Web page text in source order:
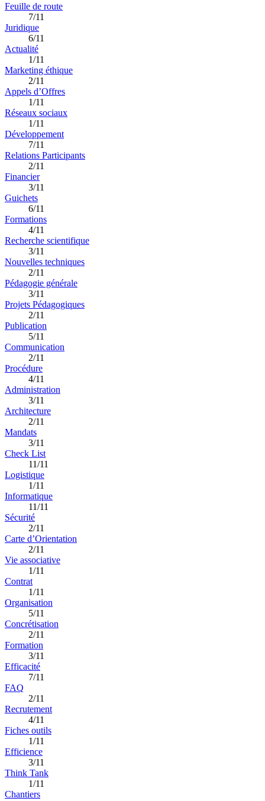
Feuille de route
7/11
Juridique
6/11
Actualité
1/11
Marketing éthique
2/11
Appels d’Offres
1/11
Réseaux sociaux
1/11
Développement
7/11
Relations Participants
2/11
Financier
3/11
Guichets
6/11
Formations
4/11
Recherche scientifique
3/11
Nouvelles techniques
2/11
Pédagogie générale
3/11
Projets Pédagogiques
2/11
Publication
5/11
Communication
2/11
Procédure
4/11
Administration
3/11
Architecture
2/11
Mandats
3/11
Check List
11/11
Logistique
1/11
Informatique
11/11
Sécurité
2/11
Carte d’Orientation
2/11
Vie associative
1/11
Contrat
1/11
Organisation
5/11
Concrétisation
2/11
Formation
3/11
Efficacité
7/11
FAQ
2/11
Recrutement
4/11
Fiches outils
1/11
Efficience
3/11
Think Tank
1/11
Chantiers